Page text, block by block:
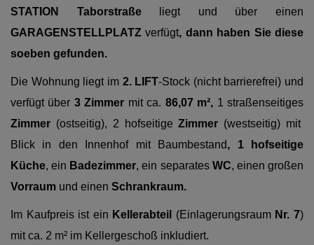
STATION Taborstraßeliegt und über einen
GARAGENSTELLPLATZ verfügt, dann haben Sie diese
soeben gefunden.
Die Wohnung liegt im 2. LIFT-Stock (nicht barrierefrei) und
verfügt über 3 Zimmer mit ca. 86,07 m², 1 straßenseitiges
Zimmer (ostseitig), 2 hofseitige Zimmer (westseitig) mit
Blick in den Innenhof mit Baumbestand, 1 hofseitige
Küche, ein Badezimmer, ein separatesWC, einen großen
Vorraum und einen Schrankraum.
Im Kaufpreis ist ein Kellerabteil (Einlagerungsraum Nr. 7)
mit ca. 2 m² im Kellergeschoß inkludiert.